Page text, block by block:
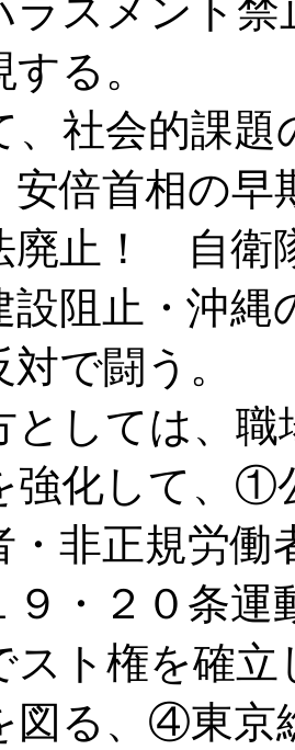
ラスメント
る。
社会的課題
倍首相の早
廃止！ 自衛
設阻止・沖
で闘う。
しては、職
強化して、①
・非正規労
９・２０条
スト権を確
図る、④東京